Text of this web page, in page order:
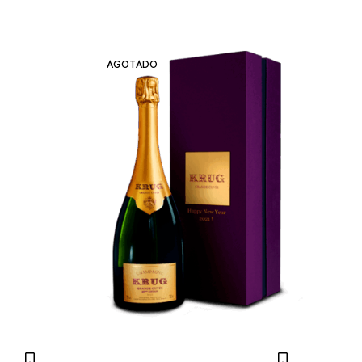
AGOTADO